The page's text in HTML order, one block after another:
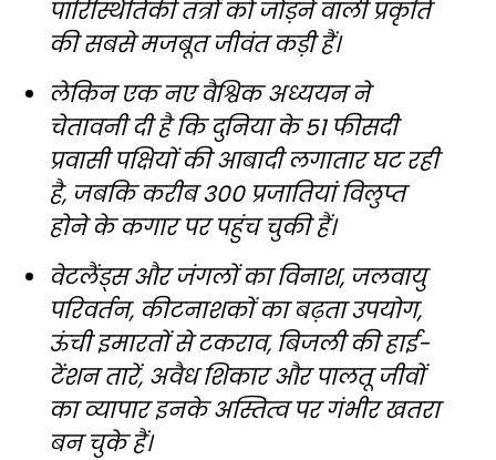
पारिस्थितिकी तंत्रों को जोड़ने वाली प्रकृति
की सबसे मजबूत जीवंत कड़ी हैं।
लेकिन एक नए वैश्विक अध्ययन ने
चेतावनी दी है कि दुनिया के 51 फीसदी
प्रवासी पक्षियों की आबादी लगातार घट रही
है, जबकि करीब 300 प्रजातियां विलुप्त
होने के कगार पर पहुंच चुकी हैं।
वेटलैंड्स और जंगलों का विनाश, जलवायु
परिवर्तन, कीटनाशकों का बढ़ता उपयोग,
ऊंची इमारतों से टकराव, बिजली की हाई-
टेंशन तारें, अवैध शिकार और पालतू जीवों
का व्यापार इनके अस्तित्व पर गंभीर खतरा
बन चुके हैं।